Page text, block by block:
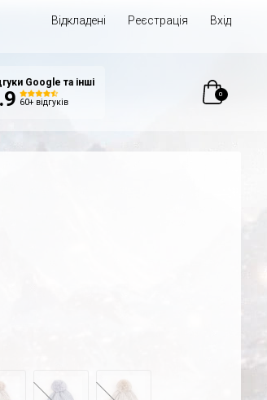
Відкладені Реєстрація Вхід
Відгуки Google та інші
0